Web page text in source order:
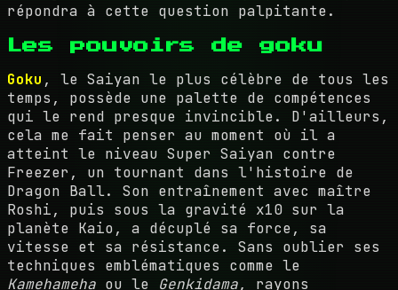
répondra à cette question palpitante.
Les pouvoirs de goku
Goku , le Saiyan le plus célèbre de tous les
temps, possède une palette de compétences
qui le rend presque invincible. D'ailleurs,
cela me fait penser au moment où il a
atteint le niveau Super Saiyan contre
Freezer, un tournant dans l'histoire de
Dragon Ball. Son entraînement avec maître
Roshi, puis sous la gravité x10 sur la
planète Kaio, a décuplé sa force, sa
vitesse et sa résistance. Sans oublier ses
techniques emblématiques comme le
Kamehameha ou le Genkidama, rayons